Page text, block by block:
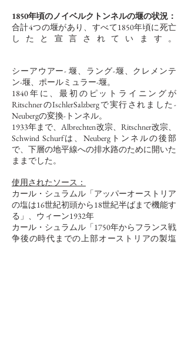
1850年頃のノイベルクトンネルの堰の状況：
合計4つの堰があり、すべて1850年頃に死亡
したと宣言されています。
シーアウアー- 堰、ラング-堰、クレメンテ
ン-堰、ポールミュラー-堰。
1840年に、最初のピットライニングが
RitschnerのIschlerSalzbergで実行されました-
Neubergの変換-トンネル。
1933年まで、Albrechten改宗、Ritschner改宗、
Schwind Schurfは、Neubergトンネルの後部
で、下層の地平線への排水路のために開いた
ままでした。
使用されたソース：
カール・シュラムル「アッパーオーストリア
の塩は16世紀初頭から18世紀半ばまで機能す
る」、ウィーン1932年
カール・シュラムル「1750年からフランス戦
争後の時代までの上部オーストリアの製塩